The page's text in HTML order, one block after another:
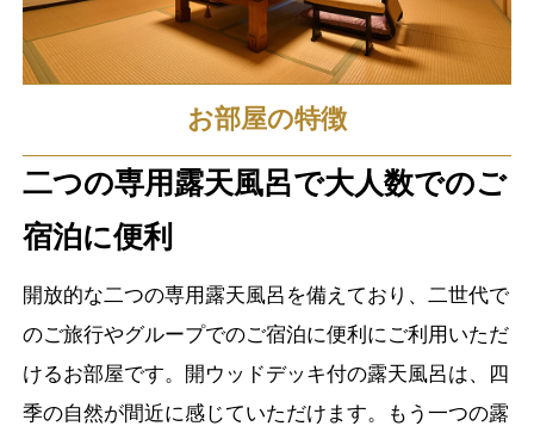
お部屋の特徴
二つの専用露天風呂で大人数でのご
宿泊に便利
開放的な二つの専用露天風呂を備えており、二世代で
のご旅行やグループでのご宿泊に便利にご利用いただ
けるお部屋です。開ウッドデッキ付の露天風呂は、四
季の自然が間近に感じていただけます。もう一つの露